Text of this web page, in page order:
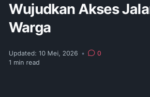
Wujudkan Akses
Warga
Updated: 10 Mei, 2026 •
0
1 min read